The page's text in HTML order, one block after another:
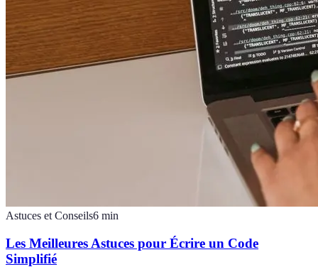
Astuces et Conseils6 min
Les Meilleures Astuces pour Écrire un Code
Simplifié